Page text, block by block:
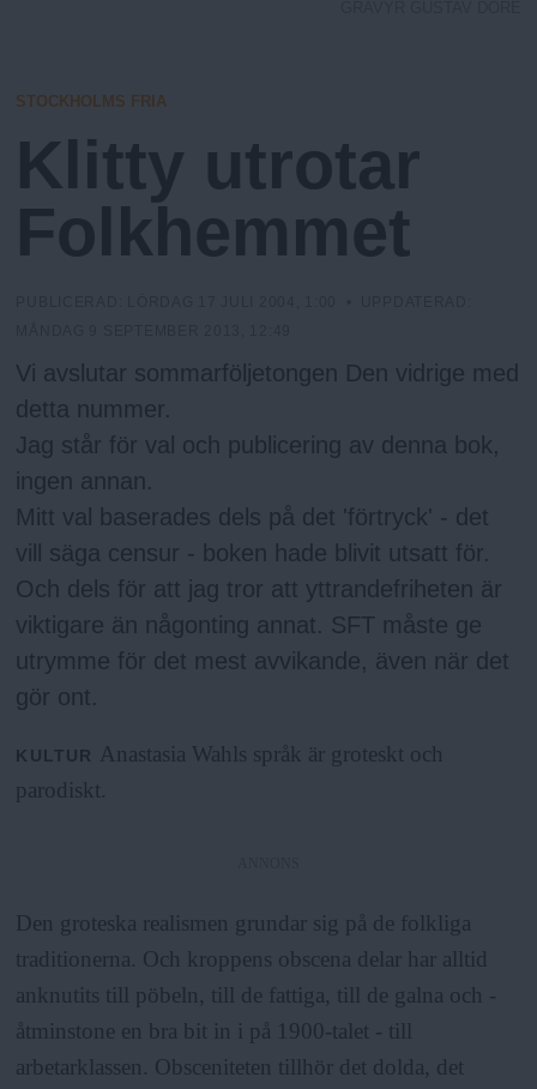
o
m
F
r
i
a
STOCKHOLMS FRIA
Klitty utrotar
Folkhemmet
Vi avslutar sommarföljetongen Den vidrige med
detta nummer.
Jag står för val och publicering av denna bok,
ingen annan.
Mitt val baserades dels på det 'förtryck' - det
vill säga censur - boken hade blivit utsatt för.
Och dels för att jag tror att yttrandefriheten är
viktigare än någonting annat. SFT måste ge
utrymme för det mest avvikande, även när det
gör ont.
KULTUR
Anastasia Wahls språk är groteskt och
parodiskt.
Den groteska realismen grundar sig på de folkliga
traditionerna. Och kroppens obscena delar har alltid
anknutits till pöbeln, till de fattiga, till de galna och -
åtminstone en bra bit in i på 1900-talet - till
arbetarklassen. Obsceniteten tillhör det dolda, det